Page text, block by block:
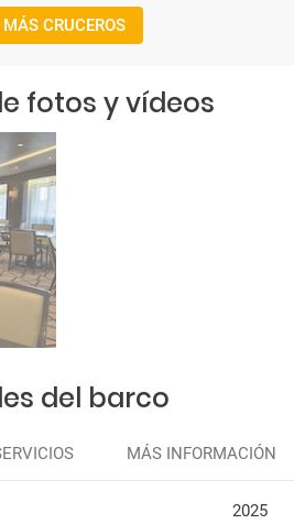
MÁS CRUCEROS
fotos y vídeos
del barco
MÁS INFORMACIÓN
2025